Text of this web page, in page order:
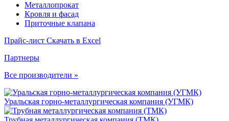
Металлопрокат
Кровля и фасад
Приточные клапана
Прайс-лист Скачать в Excel
Партнеры
Все производители »
Уральская горно-металлургическая компания (УГМК)